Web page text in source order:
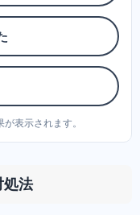
表示されます。
処法